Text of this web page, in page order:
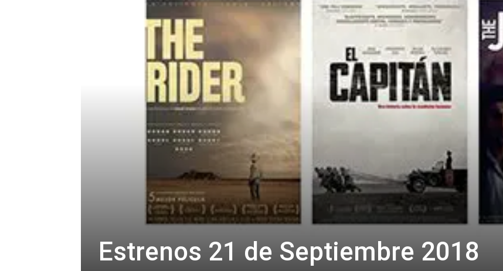
Estrenos 21 de Septiembre 2018